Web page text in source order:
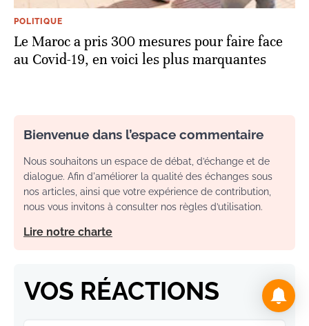
POLITIQUE
Le Maroc a pris 300 mesures pour faire face
au Covid-19, en voici les plus marquantes
Bienvenue dans l’espace commentaire
Nous souhaitons un espace de débat, d’échange et de
dialogue. Afin d'améliorer la qualité des échanges sous
nos articles, ainsi que votre expérience de contribution,
nous vous invitons à consulter nos règles d’utilisation.
Lire notre charte
VOS RÉACTIONS